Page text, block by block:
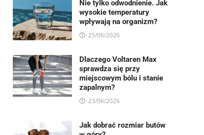
Nie tylko odwodnienie. Jak
wysokie temperatury
wpływają na organizm?
25/06/2026
Dlaczego Voltaren Max
sprawdza się przy
miejscowym bólu i stanie
zapalnym?
23/06/2026
Jak dobrać rozmiar butów